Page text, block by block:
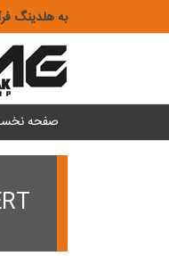
to
به هلدینگ
صفحه